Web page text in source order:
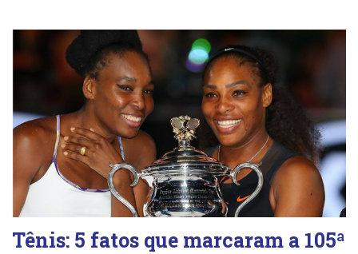
Tênis: 5 fatos que marcaram a 105ª